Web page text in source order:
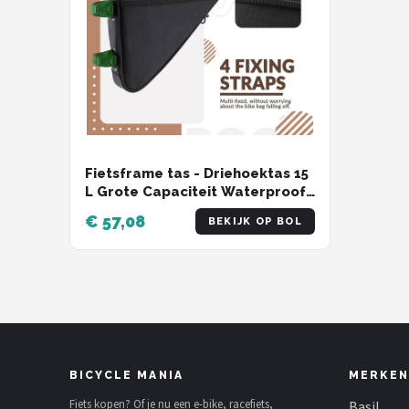
Fietsframe tas - Driehoektas 15
L Grote Capaciteit Waterproof
Reflecterend Waterproof
bicycle bag
€ 57,08 BEKIJK OP BOL
BICYCLE MANIA
Fiets kopen? Of je nu een e-bike, racefiets,
MERKEN